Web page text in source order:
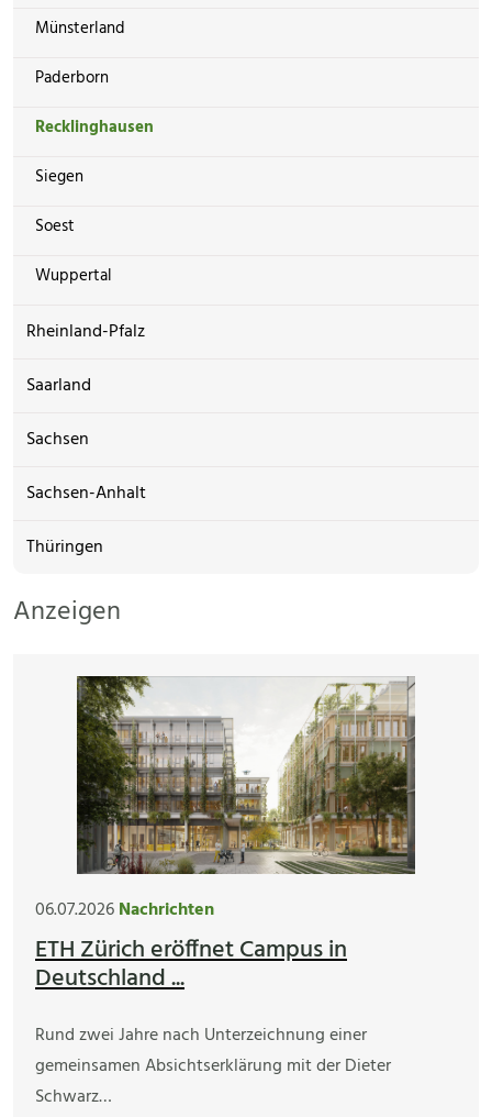
Münsterland
Paderborn
Recklinghausen
Siegen
Soest
Wuppertal
Rheinland-Pfalz
Saarland
Sachsen
Sachsen-Anhalt
Thüringen
Anzeigen
06.07.2026Nachrichten
ETH Zürich eröffnet Campus in
Deutschland ...
Rund zwei Jahre nach Unterzeichnung einer
gemeinsamen Absichtserklärung mit der Dieter
Schwarz…